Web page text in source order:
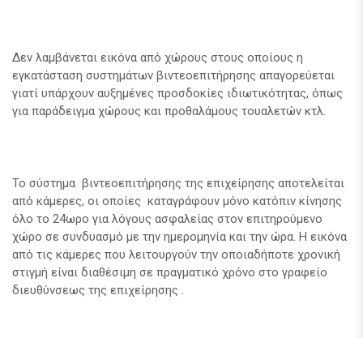
Δεν λαμβάνεται εικόνα από χώρους στους οποίους η
εγκατάσταση συστημάτων βιντεοεπιτήρησης απαγορεύεται
γιατί υπάρχουν αυξημένες προσδοκίες ιδιωτικότητας, όπως
για παράδειγμα χώρους και προθαλάμους τουαλετών κτλ.
Το σύστημα βιντεοεπιτήρησης της επιχείρησης αποτελείται
από κάμερες, οι οποίες καταγράφουν μόνο κατόπιν κίνησης
όλο το 24ωρο για λόγους ασφαλείας στον επιτηρούμενο
χώρο σε συνδυασμό με την ημερομηνία και την ώρα. Η εικόνα
από τις κάμερες που λειτουργούν την οποιαδήποτε χρονική
στιγμή είναι διαθέσιμη σε πραγματικό χρόνο στο γραφείο
διευθύνσεως της επιχείρησης .